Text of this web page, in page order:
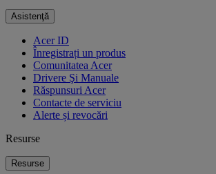
Asistenţă
Acer ID
Înregistrați un produs
Comunitatea Acer
Drivere Şi Manuale
Răspunsuri Acer
Contacte de serviciu
Alerte și revocări
Resurse
Resurse